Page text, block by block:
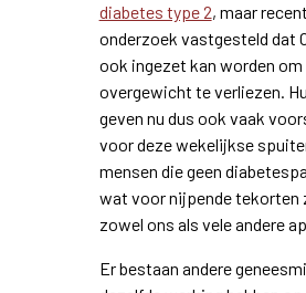
diabetes type 2, maar
onderzoek vastgesteld dat
ook ingezet kan worden om
overgewicht te verliezen.
geven nu dus ook vaak
voor deze wekelijkse
mensen die geen
wat voor nijpende tekorten
zowel ons als vele andere
Er bestaan andere